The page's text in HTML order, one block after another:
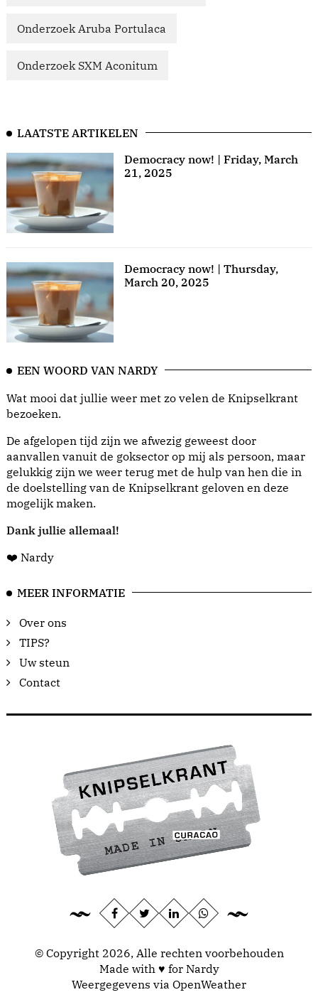
Onderzoek Aruba Portulaca
Onderzoek SXM Aconitum
LAATSTE ARTIKELEN
Democracy now! | Friday, March
21, 2025
Democracy now! | Thursday,
March 20, 2025
EEN WOORD VAN NARDY
Wat mooi dat jullie weer met zo velen de Knipselkrant
bezoeken.
De afgelopen tijd zijn we afwezig geweest door
aanvallen vanuit de goksector op mij als persoon, maar
gelukkig zijn we weer terug met de hulp van hen die in
de doelstelling van de Knipselkrant geloven en deze
mogelijk maken.
Dank jullie allemaal!
❤️ Nardy
MEER INFORMATIE
Over ons
TIPS?
Uw steun
Contact
© Copyright 2026, Alle rechten voorbehouden
Made with ♥ for Nardy
Weergegevens via OpenWeather